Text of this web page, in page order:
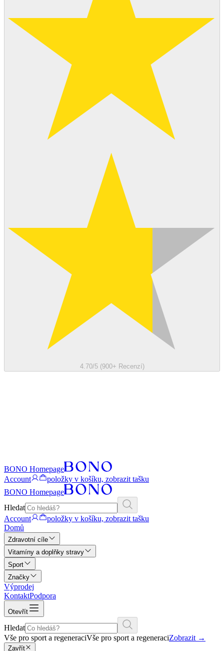
4.70/5 (900+ Recenzí)
BONO Homepage
Account
položky v košíku, zobrazit tašku
BONO Homepage
Hledat
Account
položky v košíku, zobrazit tašku
Domů
Zdravotní cíle
Vitamíny a doplňky stravy
Sport
Značky
Výprodej
KontaktPodpora
Otevřít
Hledat
Vše pro sport a regeneraciVše pro sport a regeneraciZobrazit →
Zavřít